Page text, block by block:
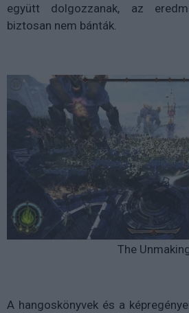
együtt dolgozzanak, az
biztosan nem bánták.
The
A hangoskönyvek és a